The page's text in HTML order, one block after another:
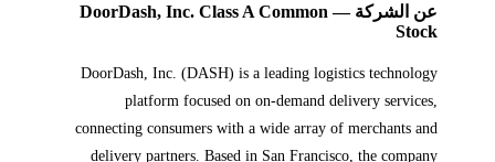
عن الشركة — DoorDash, Inc. Class A Common
Stock
DoorDash, Inc. (DASH) is a leading logistics technology
platform focused on on-demand delivery services,
connecting consumers with a wide array of merchants and
delivery partners. Based in San Francisco, the company